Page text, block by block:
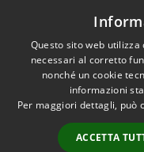
Dichiarazione di
Accessibilità
Questo sito web
necessari al corretto
nonché un cookie
informazioni
Per maggiori dettagli, può
ACCETTA